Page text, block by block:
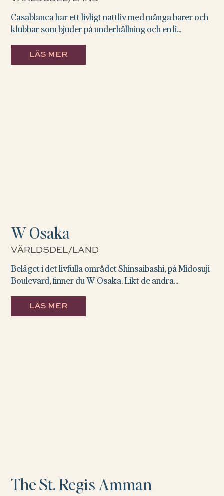
Casablanca har ett livligt nattliv med många barer och
klubbar som bjuder på underhållning och en li...
LÄS MER
W Osaka
VÄRLDSDEL/LAND
Beläget i det livfulla området Shinsaibashi, på Midosuji
Boulevard, finner du W Osaka. Likt de andra...
LÄS MER
The St. Regis Amman